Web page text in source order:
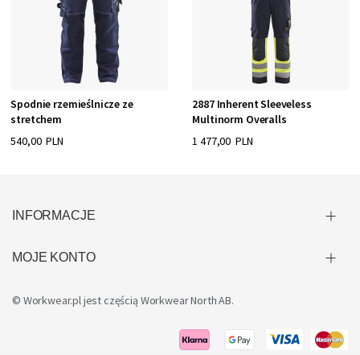
Spodnie rzemieślnicze ze
stretchem
540,00 PLN
2887 Inherent Sleeveless
Multinorm Overalls
1 477,00 PLN
INFORMACJE
MOJE KONTO
© Workwear.pl jest częścią Workwear North AB.